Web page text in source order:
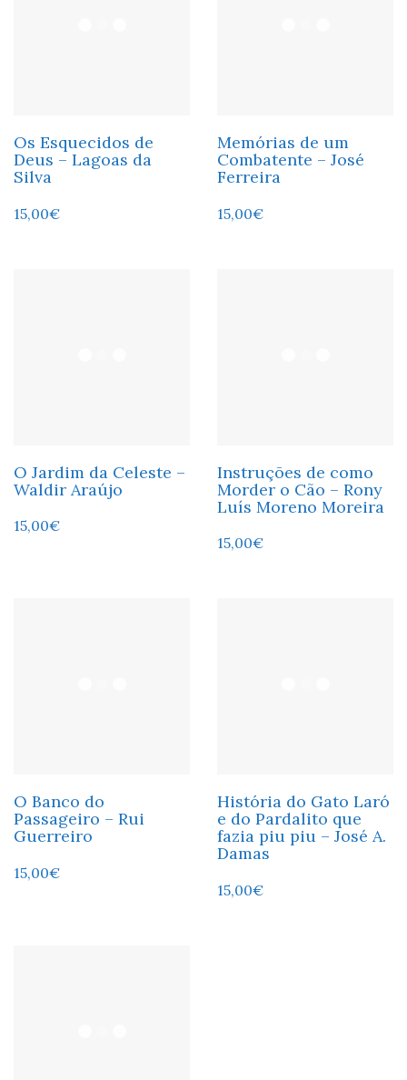
Os Esquecidos de
Deus – Lagoas da
Silva
15,00€
Memórias de um
Combatente – José
Ferreira
15,00€
O Jardim da Celeste –
Waldir Araújo
15,00€
Instruções de como
Morder o Cão – Rony
Luís Moreno Moreira
15,00€
O Banco do
Passageiro – Rui
Guerreiro
15,00€
História do Gato Laró
e do Pardalito que
fazia piu piu – José A.
Damas
15,00€